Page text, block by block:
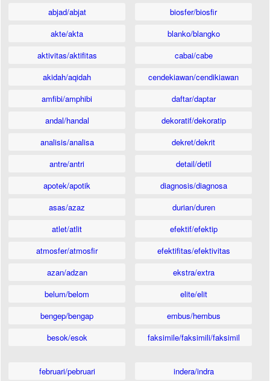
abjad/abjat
akte/akta
aktivitas/aktifitas
akidah/aqidah
amfibi/amphibi
andal/handal
analisis/analisa
antre/antri
apotek/apotik
asas/azaz
atlet/atlit
atmosfer/atmosfir
azan/adzan
belum/belom
bengep/bengap
besok/esok
biosfer/biosfir
blanko/blangko
cabai/cabe
cendekiawan/cendikiawan
daftar/daptar
dekoratif/dekoratip
dekret/dekrit
detail/detil
diagnosis/diagnosa
durian/duren
efektif/efektip
efektifitas/efektivitas
ekstra/extra
elite/elit
embus/hembus
faksimile/faksimili/faksimil
februari/pebruari
indera/indra